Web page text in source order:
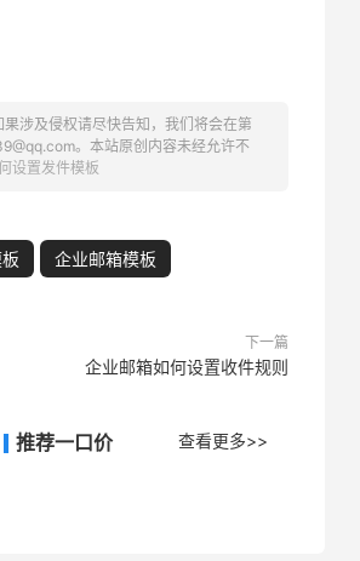
涉及侵权请尽快告知，我们将会在第
。本站原创内容未经允许不
设置发件模板
企业邮箱模板
下一篇
企业邮箱如何设置收件规则
推荐一口价 查看更多>>